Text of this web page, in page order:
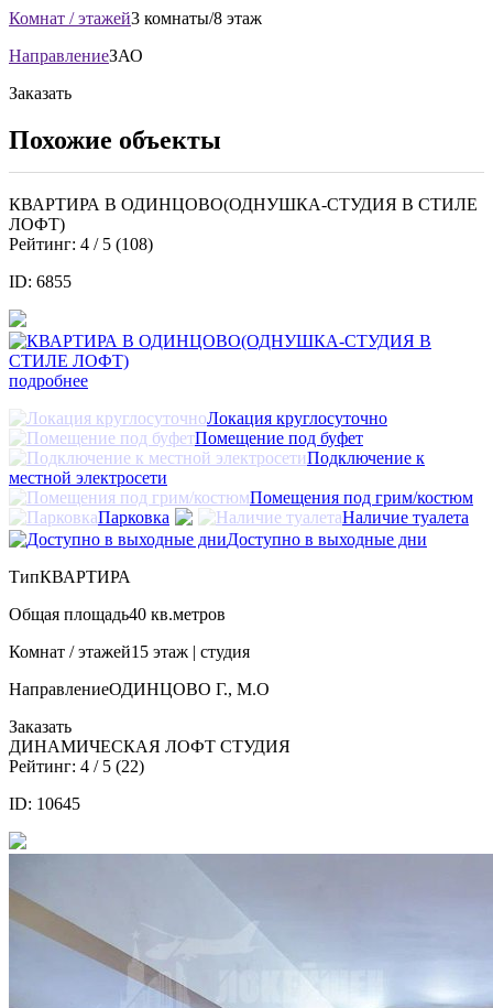
Комнат / этажей3 комнаты/8 этаж
НаправлениеЗАО
Заказать
Похожие объекты
КВАРТИРА В ОДИНЦОВО(ОДНУШКА-СТУДИЯ В СТИЛЕ
ЛОФТ)
Рейтинг: 4 / 5 (108)
ID: 6855
подробнее
Локация круглосуточно
Помещение под буфет
Подключение к
местной электросети
Помещения под грим/костюм
Парковка
Наличие туалета
Доступно в выходные дни
ТипКВАРТИРА
Общая площадь40 кв.метров
Комнат / этажей15 этаж | студия
НаправлениеОДИНЦОВО Г., М.О
Заказать
ДИНАМИЧЕСКАЯ ЛОФТ СТУДИЯ
Рейтинг: 4 / 5 (22)
ID: 10645